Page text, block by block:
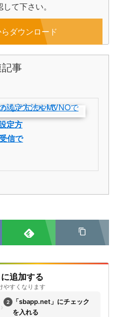
て下さい。
ダウンロード
事
定方
信で
追加する
やすくなります
› 2
「sbapp.net」にチェック
を入れる